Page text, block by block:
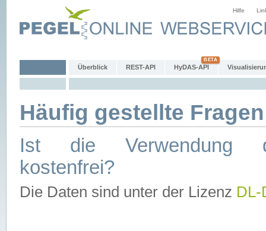
Hilfe
Überblick REST-API HyDAS-API
Häufig gestellte
Ist die Verwendung
kostenfrei?
Die Daten sind unter der Lizenz